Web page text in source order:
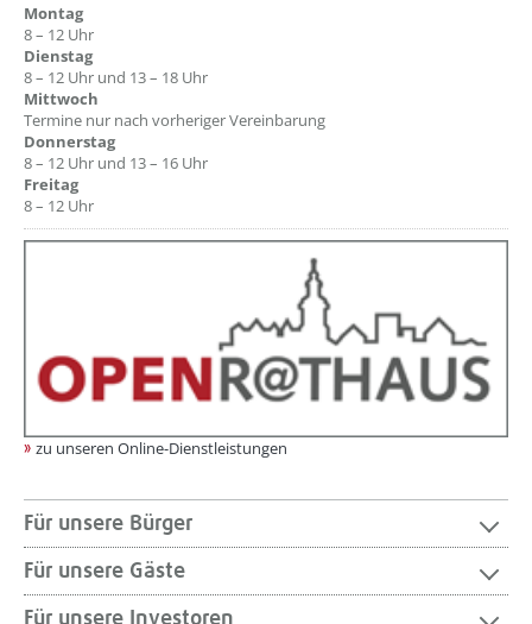
Montag
8 – 12 Uhr
Dienstag
8 – 12 Uhr und 13 – 18 Uhr
Mittwoch
Termine nur nach vorheriger Vereinbarung
Donnerstag
8 – 12 Uhr und 13 – 16 Uhr
Freitag
8 – 12 Uhr
zu unseren Online-Dienstleistungen
Für unsere Bürger
Für unsere Gäste
Für unsere Investoren